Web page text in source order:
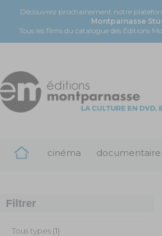
Découvrez prochainement notre
Montparnasse
Tous les films du catalogue des Éditions
cinéma documentaire
Filtrer
Tous types (1)